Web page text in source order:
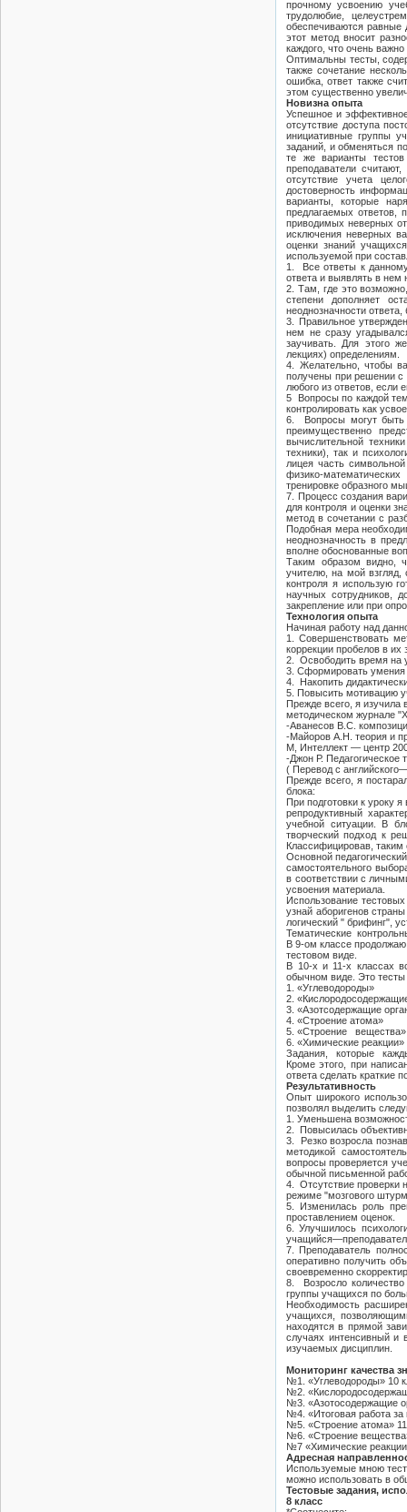
прочному усвоению
трудолюбие,
обеспечиваются равные
этот метод вносит
каждого, что очень
Оптимальны тесты,
также сочетание
ошибка, ответ также
этом существенно
Новизна опыта
Успешное и
отсутствие доступа
инициативные группы
заданий, и обменяться
те же варианты
преподаватели
отсутствие учета
достоверность
варианты, которые
предлагаемых ответов,
приводимых неверных
исключения неверных
оценки знаний
используемой при
1. Все ответы к
ответа и выявлять в нем
2. Там, где это
степени дополняет
неоднозначности
3. Правильное
нем не сразу
заучивать. Для этого
лекциях) определениям.
4. Желательно, чтобы
получены при решении
любого из ответов, если
5 Вопросы по каждой
контролировать как
6. Вопросы могут быть
преимущественно
вычислительной
техники), так и
лицея часть
физико-
тренировке образного
7. Процесс создания
для контроля и оценки
метод в сочетании с
Подобная мера
неоднозначность в
вполне обоснованные
Таким образом видно,
учителю, на мой взгляд,
контроля я использую
научных сотрудников,
закрепление или при
Технология опыта
Начиная работу над
1. Совершенствовать
коррекции пробелов в
2. Освободить время на
3. Сформировать умения
4. Накопить
5. Повысить мотивацию
Прежде всего, я изучила
методическом журнале
-Аванесов B.C.
-Майоров А.Н. теория и
М, Интеллект — центр
-Джон Р. Педагогическое
( Перевод с
Прежде всего, я
блока:
При подготовки к уроку
репродуктивный
учебной ситуации. В
творческий подход к
Классифицировав, таким
Основной
самостоятельного
в соответствии с
усвоения материала.
Использование
узнай аборигенов
логический " брифинг",
Тематические
В 9-ом классе
тестовом виде.
В 10-х и 11-х классах
обычном виде. Это
1. «Углеводороды»
2.
3. «Азотсодержащие
4. «Строение атома»
5. «Строение вещества»
6. «Химические реакции»
Задания, которые
Кроме этого, при
ответа сделать краткие
Результативность
Опыт широкого
позволял выделить
1. Уменьшена
2. Повысилась
3. Резко возросла
методикой
вопросы проверяется
обычной письменной
4. Отсутствие проверки
режиме "мозгового
5. Изменилась роль
проставлением оценок.
6. Улучшилось
7. Преподаватель
оперативно получить
своевременно
8. Возросло
группы учащихся по
Необходимость
учащихся,
находятся в прямой
случаях интенсивный
изучаемых дисциплин.
Мониторинг качества
№1. «Углеводороды» 10
№2.
№3. «Азотосодержащие
№4. «Итоговая работа за
№5. «Строение атома»
№6. «Строение
№7 «Химические
Адресная
Используемые мною
можно использовать в
Тестовые задания,
8 класс